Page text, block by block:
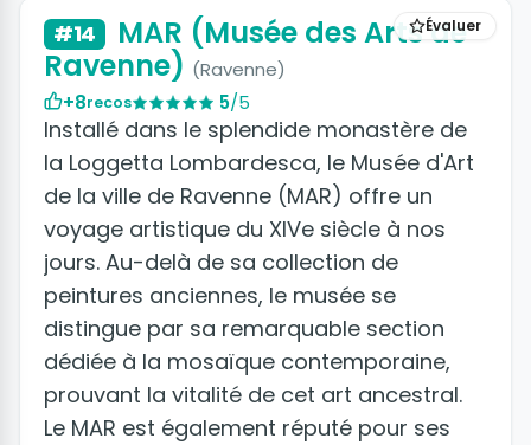
Évaluer
#14
MAR (Musée des Arts de
Ravenne) (Ravenne)
+8recos 5/5
Installé dans le splendide monastère de
la Loggetta Lombardesca, le Musée d'Art
de la ville de Ravenne (MAR) offre un
voyage artistique du XIVe siècle à nos
jours. Au-delà de sa collection de
peintures anciennes, le musée se
distingue par sa remarquable section
dédiée à la mosaïque contemporaine,
prouvant la vitalité de cet art ancestral.
Le MAR est également réputé pour ses